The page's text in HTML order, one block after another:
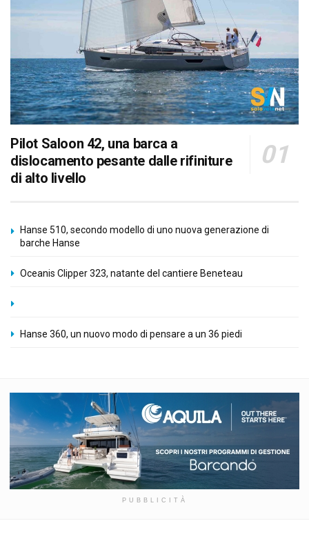
Pilot Saloon 42, una barca a
dislocamento pesante dalle rifiniture
di alto livello
Hanse 510, secondo modello di uno nuova generazione di
barche Hanse
Oceanis Clipper 323, natante del cantiere Beneteau
Hanse 360, un nuovo modo di pensare a un 36 piedi
PUBBLICITÀ